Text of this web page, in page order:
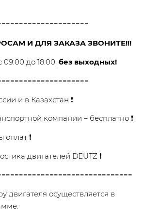
И ДЛЯ ЗАКАЗА ЗВОНИТЕ!!!
до 18:00, без выходных!
и в Казахстан ❗
компании – бесплатно ❗
❗
двигателей DEUTZ ❗
двигателя осуществляется в